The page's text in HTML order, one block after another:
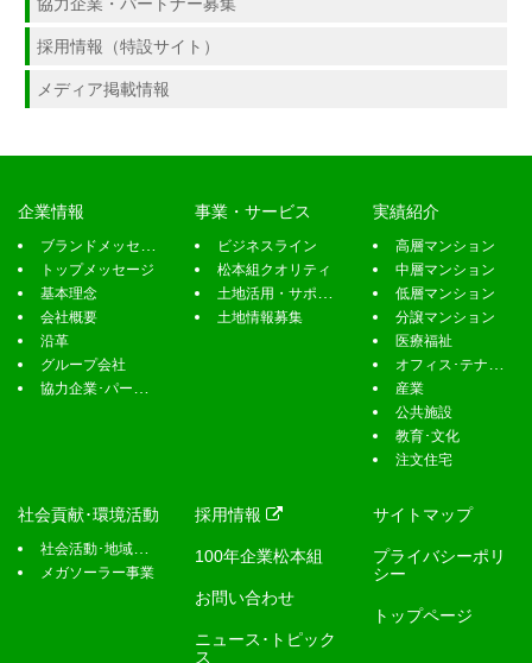
企業情報
ブランドメッセージ
トップメッセージ
基本理念
会社概要
沿革
グループ会社
協力企業･パートナー募集
事業・サービス
ビジネスライン
松本組クオリティ
土地活用・サポート
土地情報募集
実績紹介
高層マンション
中層マンション
低層マンション
分譲マンション
医療福祉
オフィス･テナント
産業
公共施設
教育･文化
注文住宅
社会貢献･環境活動
社会活動･地域貢献
メガソーラー事業
採用情報
100年企業松本組
お問い合わせ
ニュース･トピック
ス
サイトマップ
プライバシーポリ
シー
トップページ